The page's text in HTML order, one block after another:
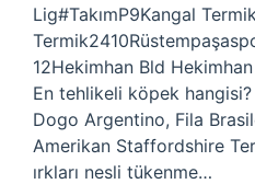
Lig#TakımP9Kangal
12Hekimhan Bld
En tehlikeli köpek
Dogo Argentino, Fila
Amerikan Staffordshire
ırkları nesli tükenme…